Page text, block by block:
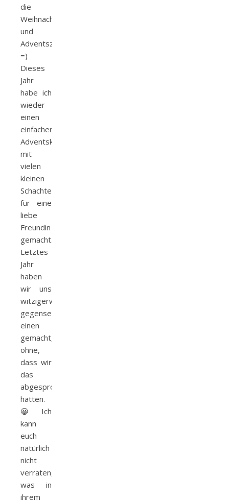
die
Weihnachts-
und
Adventszeit.
=)
Dieses
Jahr
habe ich
wieder
einen
einfachen
Adventskalender
mit
vielen
kleinen
Schachteln
für eine
liebe
Freundin
gemacht.
Letztes
Jahr
haben
wir uns
witzigerweise
gegenseitig
einen
gemacht,
ohne,
dass wir
das
abgesprochen
hatten.
😀 Ich
kann
euch
natürlich
nicht
verraten,
was in
ihrem